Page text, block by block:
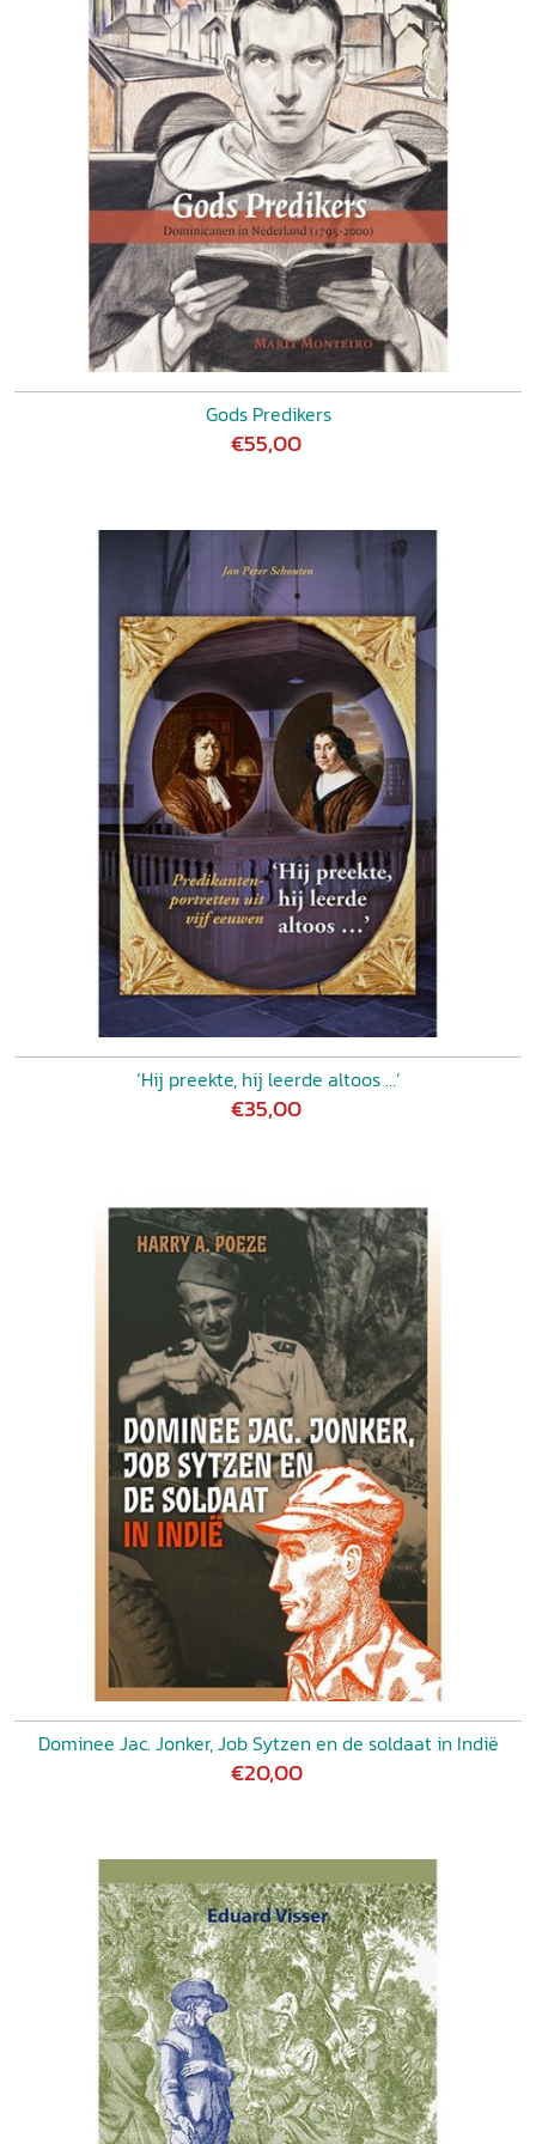
Jan Welmers, een wijnhandelaar en tapper 508
Herman Gelinck, een wijnkoper en tapper 509
Jan Mensen en zijn vrouw, herbergiers 512
Alcoholist en dronkaard 513
12.6 Achterstallige betalingen: diversen 515
De weduwe Meyers 515
De weduwe Vos 515
Alert Gerrits van Ryp en N. Cock 516
Henric vangen Dyck 516
12.7 Leveranties plus leningen 519
De weduwe Suchtelen 519
12.8 Geldschieters 521
De weduwe Heydentryck 521
De weduwe van mr. Henrick van Ceulen 522
Jan Frericx en Derck Gerrits 525
Dr. Wolter Lansinck 527
Ds. Stephanus ab Emmerick 528
De erfgenamen van Aelet Jacobs te Monnickendam 534
Jan de Marez Danielsz. 534
De diaconie van Bloemendaal 535
Elsken Simons 536
12.9 Een geval apart: Jan Willems 538
12.10 Schulden en schuldeisers in soorten en maten 540
Gods Predikers
€55,00
‘Hij preekte, hij leerde altoos …’
€35,00
Dominee Jac. Jonker, Job Sytzen en de soldaat in Indië
€20,00